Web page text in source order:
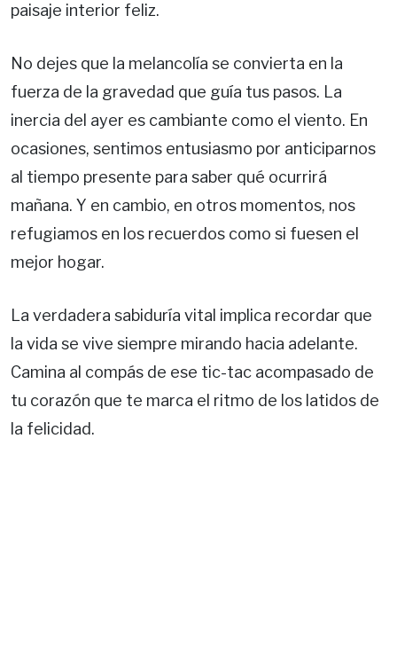
paisaje interior feliz.
No dejes que la melancolía se convierta en la
fuerza de la gravedad que guía tus pasos. La
inercia del ayer es cambiante como el viento. En
ocasiones, sentimos entusiasmo por anticiparnos
al tiempo presente para saber qué ocurrirá
mañana. Y en cambio, en otros momentos, nos
refugiamos en los recuerdos como si fuesen el
mejor hogar.
La verdadera sabiduría vital implica recordar que
la vida se vive siempre mirando hacia adelante.
Camina al compás de ese tic-tac acompasado de
tu corazón que te marca el ritmo de los latidos de
la felicidad.